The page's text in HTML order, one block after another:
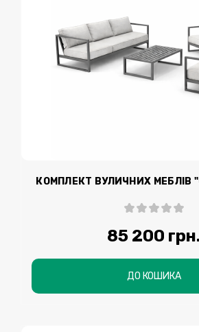
КОМПЛЕКТ ВУЛИЧНИХ МЕБЛІВ
85 200
ДО КОШИКА